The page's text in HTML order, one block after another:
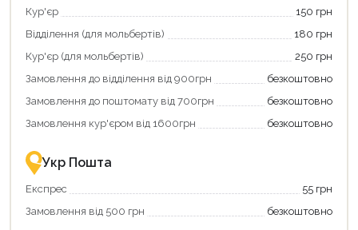
щоб
зекономити
та
отримати
переваги!
картою
єКнига
–
зручно
та
вигідно!
«Національний
кешбек»
та
отримуйте
повернення
Економте
більше
разом
державною
підтримкою!
Кур'єр
150 грн
Відділення (для мольбертів)
180 грн
Кур'єр (для мольбертів)
250 грн
Замовлення до відділення від 900грн
безкоштовно
Замовлення до поштомату від 700грн
безкоштовно
Замовлення кур'єром від 1600грн
безкоштовно
Укр Пошта
Експрес
55 грн
Замовлення від 500 грн
безкоштовно